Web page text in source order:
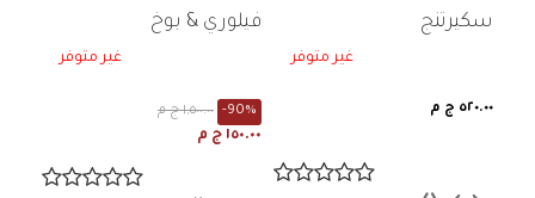
سكيرتنج
غير متوفر
٥٢٠.٠٠ ج م
مم VB-806
فيلوري & بوخ
غير متوفر
١,٥٠٠.٠٠ ج م -90%
١٥٠.٠٠ ج م